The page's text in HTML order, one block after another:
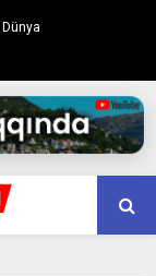
Dünya